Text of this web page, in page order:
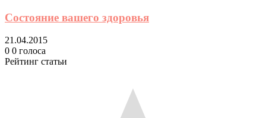
Состояние вашего здоровья
21.04.2015
0 0 голоса
Рейтинг статьи